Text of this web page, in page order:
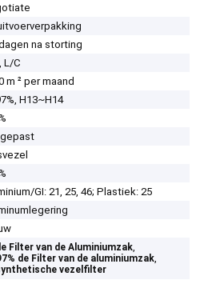
na storting
L/C
m ² per maand
H13~H14
GI: 21, 25, 46; Plastiek: 25
Filter van de Aluminiumzak,
de Filter van de aluminiumzak,
vezelfilter